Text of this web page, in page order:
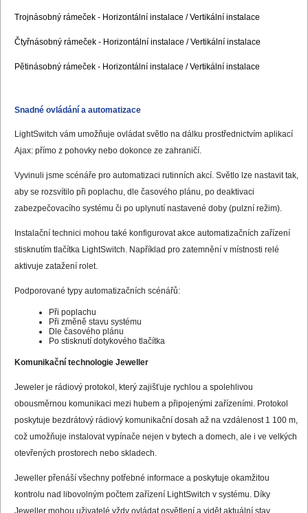
Trojnásobný rámeček - Horizontální instalace / Vertikální instalace
Čtyřnásobný rámeček - Horizontální instalace / Vertikální instalace
Pětinásobný rámeček - Horizontální instalace / Vertikální instalace
Snadné ovládání a automatizace
LightSwitch vám umožňuje ovládat světlo na dálku prostřednictvím aplikací
Ajax: přímo z pohovky nebo dokonce ze zahraničí.
Vyvinuli jsme scénáře pro automatizaci rutinních akcí. Světlo lze nastavit tak,
aby se rozsvítilo při poplachu, dle časového plánu, po deaktivaci
zabezpečovacího systému či po uplynutí nastavené doby (pulzní režim).
Instalační technici mohou také konfigurovat akce automatizačních zařízení
stisknutím tlačítka LightSwitch. Například pro zatemnění v místnosti relé
aktivuje zatažení rolet.
Podporované typy automatizačních scénářů:
Při poplachu
Při změně stavu systému
Dle časového plánu
Po stisknutí dotykového tlačítka
Komunikační technologie Jeweller
Jeweler je rádiový protokol, který zajišťuje rychlou a spolehlivou
obousměrnou komunikaci mezi hubem a připojenými zařízeními. Protokol
poskytuje bezdrátový rádiový komunikační dosah až na vzdálenost 1 100 m,
což umožňuje instalovat vypínače nejen v bytech a domech, ale i ve velkých
otevřených prostorech nebo skladech.
Jeweller přenáší všechny potřebné informace a poskytuje okamžitou
kontrolu nad libovolným počtem zařízení LightSwitch v systému. Díky
Jeweller mohou uživatelé vždy ovládat osvětlení a vidět aktuální stav